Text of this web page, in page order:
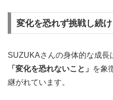
変化を恐れず挑戦し続
SUZUKAさんの身体的な成長
「変化を恐れないこと」
を象
継がれています。